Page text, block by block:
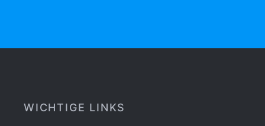
WICHTIGE LINKS